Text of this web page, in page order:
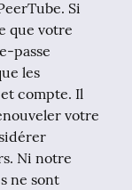
Si
que votre
passe
les
compte. Il
votre
Ni notre
ne sont